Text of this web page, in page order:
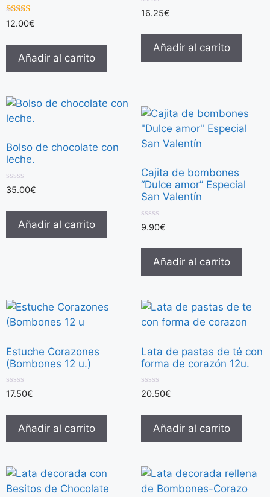
5.00
de 5
12.00€
Añadir al carrito
0
d
5
16.25€
Añadir al carrito
Bolso de chocolate con
leche.
0
d
5
35.00€
Añadir al carrito
Cajita de bombones
“Dulce amor” Especial
San Valentín
0
5
9.90€
Añadir al carrito
Estuche Corazones
(Bombones 12 u.)
0
5
17.50€
Añadir al carrito
Lata de pastas de té con
forma de corazón 12u.
0
5
20.50€
Añadir al carrito